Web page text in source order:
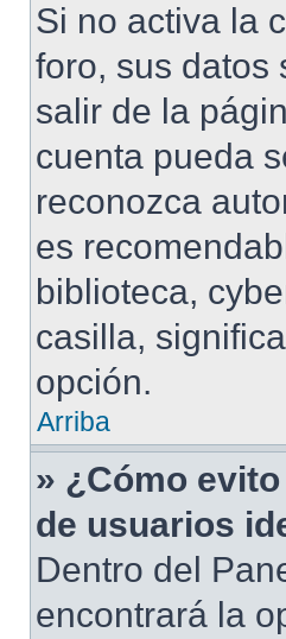
Si no activa la
foro, sus datos
salir de la
cuenta pueda
reconozca
es
biblioteca,
casilla,
opción.
Arriba
» ¿Cómo
de usuarios
Dentro del
encontrará la